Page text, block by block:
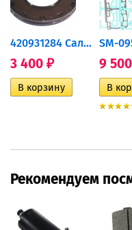
420931284 Сальник Ski-Doo...
3 400 ₽ 9 500
Рекомендуем